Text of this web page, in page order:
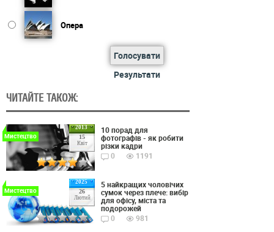
Опера
Голосувати
Результати
ЧИТАЙТЕ ТАКОЖ:
2013
15
Квіт
Мистецтво
10 порад для
фотографів - як робити
різки кадри
0
1191
2025
26
Лютий
Мистецтво
5 найкращих чоловічих
сумок через плече: вибір
для офісу, міста та
подорожей
0
981